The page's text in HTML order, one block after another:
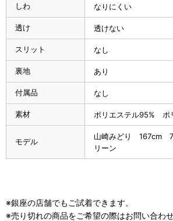
しわ なりにくい
透け 透けない
スリット なし
裏地 あり
付属品 なし
素材 ポリエステル95% ポ
モデル
山崎みどり 167cm 7
リーン
※銀座の店舗でもご試着できます。
※売り切れの商品をご希望の際はお問い合わせ